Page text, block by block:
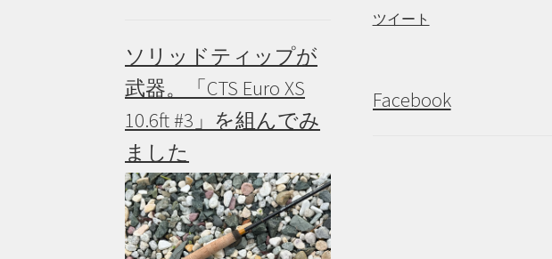
ソリッドティップが
武器。「CTS Euro XS
10.6ft #3」を組んでみ
ました
ツイート
Facebook